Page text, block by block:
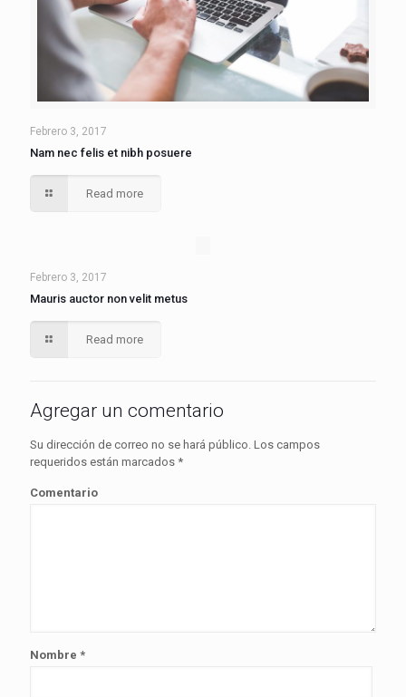
Febrero 3, 2017
Nam nec felis et nibh posuere
Read more
Febrero 3, 2017
Mauris auctor non velit metus
Read more
Agregar un comentario
Su dirección de correo no se hará público. Los campos
requeridos están marcados *
Comentario
Nombre *